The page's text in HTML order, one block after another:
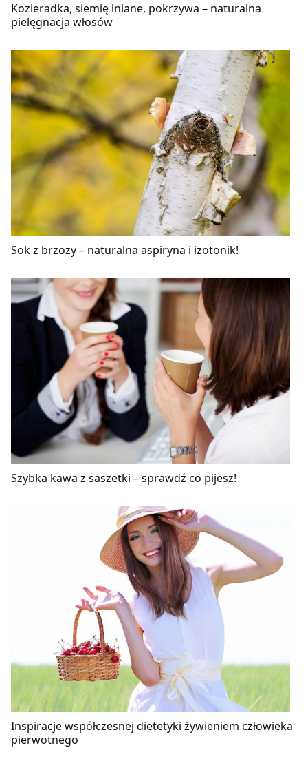
Kozieradka, siemię lniane, pokrzywa – naturalna
pielęgnacja włosów
Sok z brzozy – naturalna aspiryna i izotonik!
Szybka kawa z saszetki – sprawdź co pijesz!
Inspiracje współczesnej dietetyki żywieniem człowieka
pierwotnego